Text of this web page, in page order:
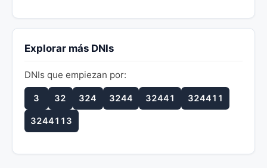
Explorar más DNIs
DNIs que empiezan por:
3 32 324 3244 32441 324411
3244113